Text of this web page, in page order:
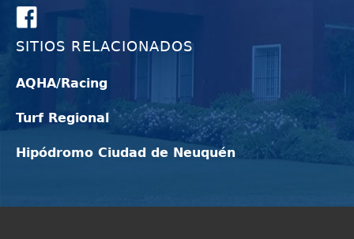
SITIOS RELACIONADOS
AQHA/Racing
Turf Regional
Hipódromo Ciudad de Neuquén